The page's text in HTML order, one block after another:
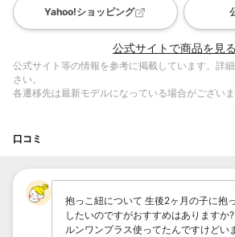
Yahoo!ショッピング
公式サイトで商品を見る
公式サイト等の情報を参考に掲載しています。詳
さい。
各遷移先は最新モデルになっている場合がございま
口コミ
抱っこ紐について 生後2ヶ月の子に抱
したいのですがおすすめはありますか
ルンワンプラス使ってたんですけどい